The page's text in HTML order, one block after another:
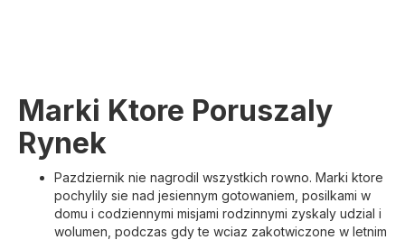
Marki Ktore Poruszaly
Rynek
Pazdziernik nie nagrodil wszystkich rowno. Marki ktore
pochylily sie nad jesiennym gotowaniem, posilkami w
domu i codziennymi misjami rodzinnymi zyskaly udzial i
wolumen, podczas gdy te wciaz zakotwiczone w letnim